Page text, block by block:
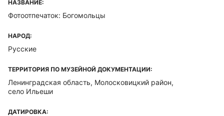
НАЗВАНИЕ:
Фотоотпечаток: Богомольцы
НАРОД:
Русские
ТЕРРИТОРИЯ ПО МУЗЕЙНОЙ ДОКУМЕНТАЦИИ:
Ленинградская область, Молосковицкий район,
село Ильеши
ДАТИРОВКА: